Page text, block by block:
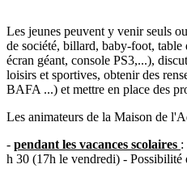
Les jeunes peuvent y venir seuls
de société, billard, baby-foot,
écran géant, console PS3,...),
loisirs et sportives, obtenir des
BAFA ...) et mettre en place des
Les animateurs de la Maison de
- pendant les vacances scolaires :
h 30 (17h le vendredi) - Possibilité